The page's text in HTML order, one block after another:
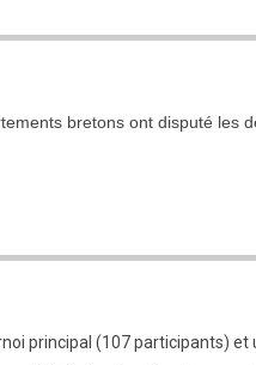
bretons ont disputé les
principal (107 participants)